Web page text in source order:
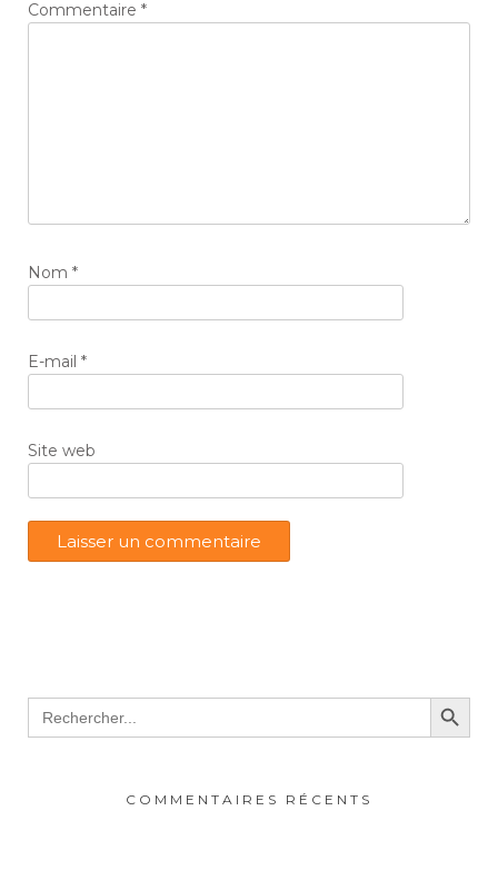
Commentaire *
Nom *
E-mail *
Site web
Search
for:
Search Button
COMMENTAIRES RÉCENTS